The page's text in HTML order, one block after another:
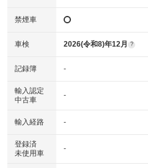
禁煙車
車検 2026(令和8)年12月 ?
記録簿 -
輸入認定
中古車
-
輸入経路 -
登録済
未使用車
-